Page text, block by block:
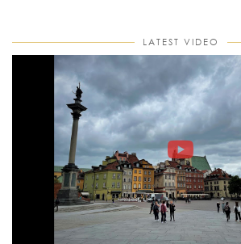
LATEST VIDEO